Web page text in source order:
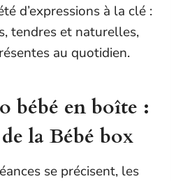
d’expressions à la clé :
tendres et naturelles,
au quotidien.
bébé en boîte :
la Bébé box
se précisent, les